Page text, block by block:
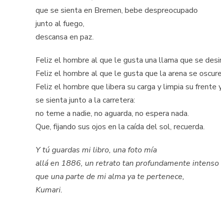
que se sienta en Bremen, bebe despreocupado
junto al fuego,
descansa en paz.
Feliz el hombre al que le gusta una llama que se
Feliz el hombre al que le gusta que la arena se
Feliz el hombre que libera su carga y limpia su frente
se sienta junto a la carretera:
no teme a nadie, no aguarda, no espera nada.
Que, fijando sus ojos en la caída del sol, recuerda.
Y tú guardas mi libro, una foto mía
allá en 1886, un retrato tan profundamente intenso
que una parte de mi alma ya te pertenece,
Kumari.